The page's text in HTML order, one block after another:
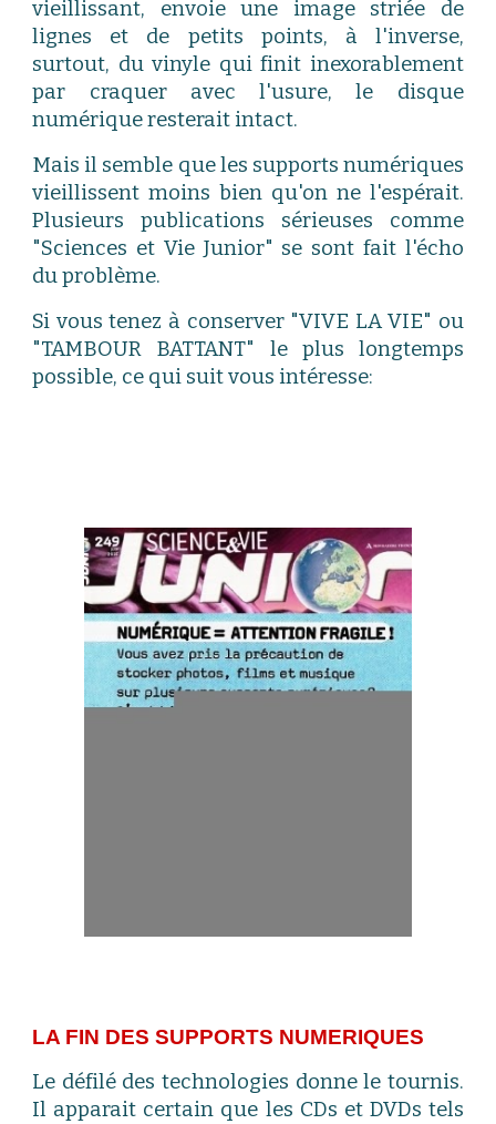
vieillissant, envoie une image striée de
lignes et de petits points, à l'inverse,
surtout, du vinyle qui finit inexorablement
par craquer avec l'usure, le disque
numérique resterait intact.
Mais il semble que les supports numériques
vieillissent moins bien qu'on ne l'espérait.
Plusieurs publications sérieuses comme
"Sciences et Vie Junior" se sont fait l'écho
du problème.
Si vous tenez à conserver "VIVE LA VIE" ou
"TAMBOUR BATTANT" le plus longtemps
possible, ce qui suit vous intéresse:
LA FIN DES SUPPORTS NUMERIQUES
Le défilé des technologies donne le tournis.
Il apparait certain que les CDs et DVDs tels